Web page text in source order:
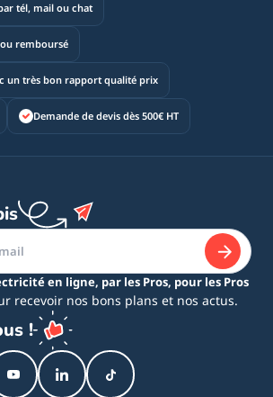
tél, mail ou chat
remboursé
un très bon rapport qualité prix
Demande de devis dès 500€ HT
en ligne, par les Pros, pour les Pros
recevoir nos bons plans et nos actus.
!